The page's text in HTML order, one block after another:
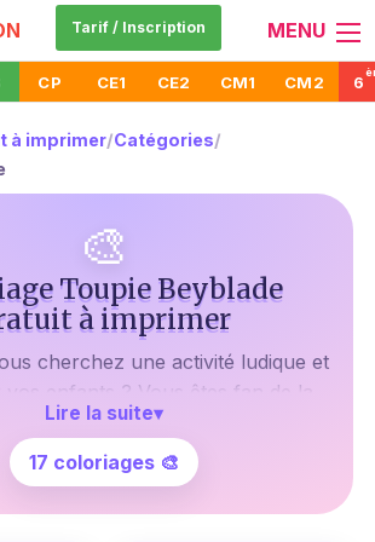
Tarif / Inscription MENU
CP CE1 CE2 CM1 CM2 6
à imprimer/Catégories/
🎨
Toupie Beyblade
à imprimer
cherchez une activité ludique et
vos enfants ? Vous êtes fan de la
et souhaitez partager
avec eux ? Les coloriages
les captivent plus autant qu'avant
Lire la suite▾
17 coloriages 🎨